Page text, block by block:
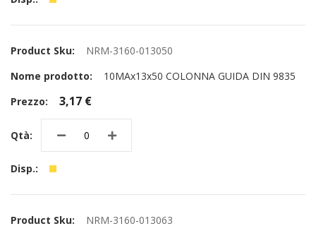
NRM-3160-013050
10MAx13x50 COLONNA GUIDA DIN 9835
3,17 €
NRM-3160-013063